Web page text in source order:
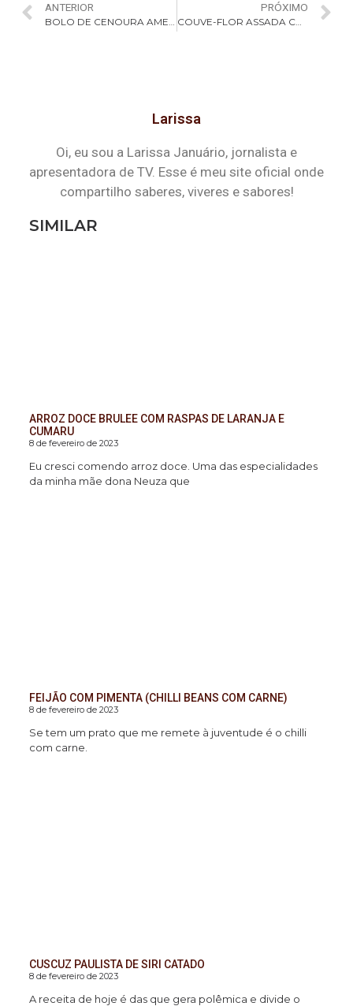
ANTERIOR
BOLO DE CENOURA AMERICANO COM BUTTER CREAM (CARROT CAKE)
PRÓXIMO
COUVE-FLOR ASSADA COM FUNDUE DE ALHO PORÓ
Larissa
Oi, eu sou a Larissa Januário, jornalista e
apresentadora de TV. Esse é meu site oficial onde
compartilho saberes, viveres e sabores!
SIMILAR
ARROZ DOCE BRULEE COM RASPAS DE LARANJA E
CUMARU
8 de fevereiro de 2023
Eu cresci comendo arroz doce. Uma das especialidades
da minha mãe dona Neuza que
FEIJÃO COM PIMENTA (CHILLI BEANS COM CARNE)
8 de fevereiro de 2023
Se tem um prato que me remete à juventude é o chilli
com carne.
CUSCUZ PAULISTA DE SIRI CATADO
8 de fevereiro de 2023
A receita de hoje é das que gera polêmica e divide o